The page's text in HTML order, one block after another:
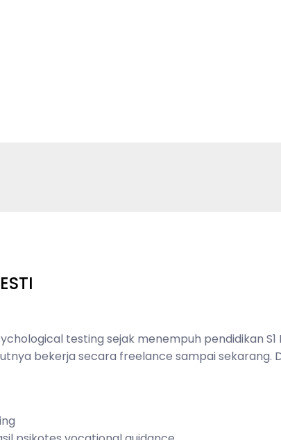
testing sejak menempuh pendidikan
bekerja secara freelance sampai